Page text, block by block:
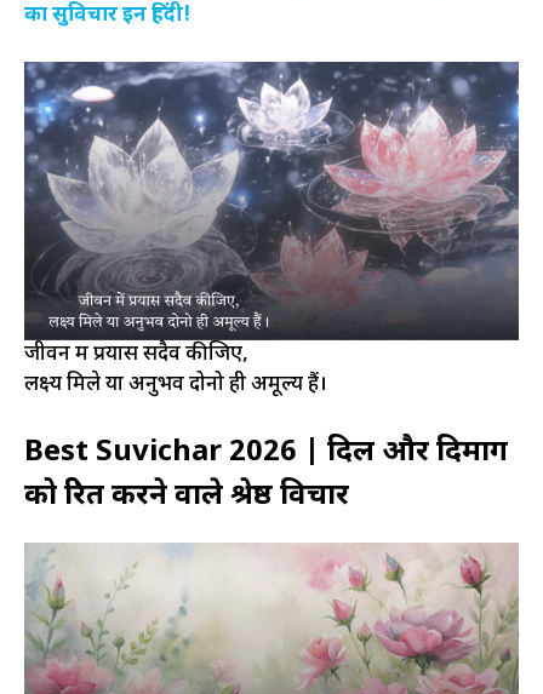
का सुविचार इन हिंदी!
जीवन में प्रयास सदैव कीजिए,
लक्ष्य मिले या अनुभव दोनो ही अमूल्य हैं।
Best Suvichar 2026 | दिल और दिमाग
को प्रेरित करने वाले श्रेष्ठ विचार